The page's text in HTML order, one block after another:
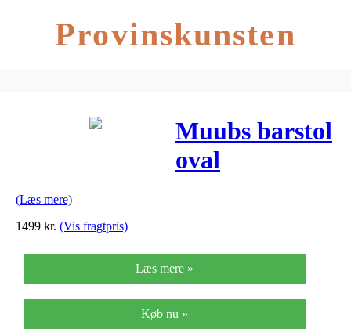
Provinskunsten
Muubs barstol
oval
(Læs mere)
1499 kr. (Vis fragtpris)
Læs mere »
Køb nu »